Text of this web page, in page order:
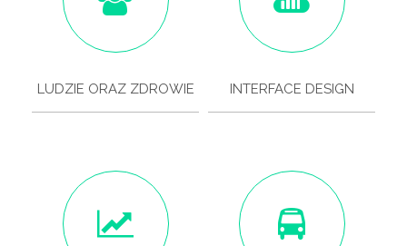
LUDZIE ORAZ ZDROWIE INTERFACE DESIGN